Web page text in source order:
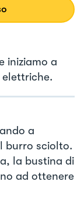
iniziamo a
a
burro sciolto.
la bustina di
ad ottenere